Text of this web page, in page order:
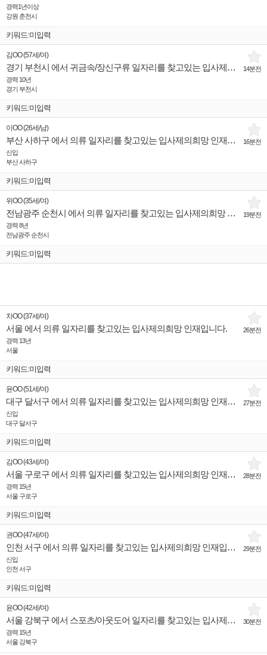
경력1년이상
강원 춘천시
키워드:미입력
14분전
김OO(57세 /여)
경기 부천시 에서 귀금속/장신구류 일자리를 찾고있는 입사제의희망 인재입니다.
경력 10년
경기 부천시
키워드:미입력
16분전
이OO(26세 /남)
부산 사하구 에서 의류 일자리를 찾고있는 입사제의희망 인재입니다.
신입
부산 사하구
키워드:미입력
19분전
위OO(35세 /여)
전남광주 순천시 에서 의류 일자리를 찾고있는 입사제의희망 인재입니다.
경력 8년
전남광주 순천시
키워드:미입력
26분전
차OO(37세 /여)
서울 에서 의류 일자리를 찾고있는 입사제의희망 인재입니다.
경력 13년
서울
키워드:미입력
27분전
윤OO(51세 /여)
대구 달서구 에서 의류 일자리를 찾고있는 입사제의희망 인재입니다.
신입
대구 달서구
키워드:미입력
28분전
김OO(43세 /여)
서울 구로구 에서 의류 일자리를 찾고있는 입사제의희망 인재입니다.
경력 15년
서울 구로구
키워드:미입력
29분전
권OO(47세 /여)
인천 서구 에서 의류 일자리를 찾고있는 입사제의희망 인재입니다.
신입
인천 서구
키워드:미입력
30분전
윤OO(42세 /여)
서울 강북구 에서 스포츠/아웃도어 일자리를 찾고있는 입사제의희망 인재입니다.
경력 15년
서울 강북구